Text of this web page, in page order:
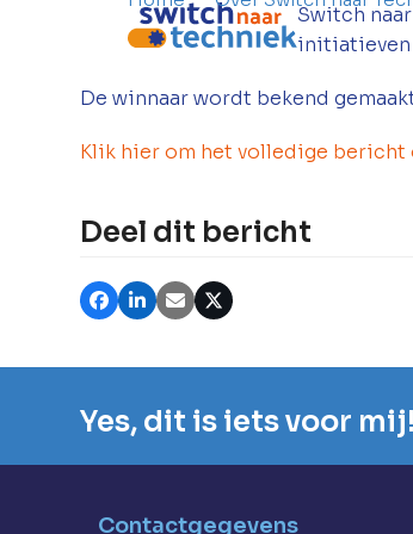
Switch
initiatieven
De winnaar wordt bekend
Klik hier om het volledige bericht
Deel dit bericht
Yes, dit is iets voor
Contactgegevens